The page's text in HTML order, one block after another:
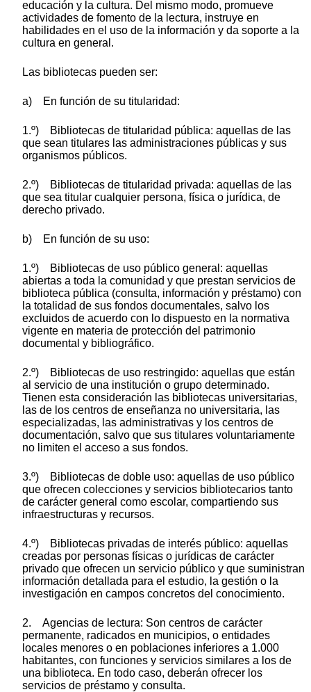
educación y la cultura. Del mismo modo, promueve
actividades de fomento de la lectura, instruye en
habilidades en el uso de la información y da soporte a la
cultura en general.
Las bibliotecas pueden ser:
a) En función de su titularidad:
1.º) Bibliotecas de titularidad pública: aquellas de las
que sean titulares las administraciones públicas y sus
organismos públicos.
2.º) Bibliotecas de titularidad privada: aquellas de las
que sea titular cualquier persona, física o jurídica, de
derecho privado.
b) En función de su uso:
1.º) Bibliotecas de uso público general: aquellas
abiertas a toda la comunidad y que prestan servicios de
biblioteca pública (consulta, información y préstamo) con
la totalidad de sus fondos documentales, salvo los
excluidos de acuerdo con lo dispuesto en la normativa
vigente en materia de protección del patrimonio
documental y bibliográfico.
2.º) Bibliotecas de uso restringido: aquellas que están
al servicio de una institución o grupo determinado.
Tienen esta consideración las bibliotecas universitarias,
las de los centros de enseñanza no universitaria, las
especializadas, las administrativas y los centros de
documentación, salvo que sus titulares voluntariamente
no limiten el acceso a sus fondos.
3.º) Bibliotecas de doble uso: aquellas de uso público
que ofrecen colecciones y servicios bibliotecarios tanto
de carácter general como escolar, compartiendo sus
infraestructuras y recursos.
4.º) Bibliotecas privadas de interés público: aquellas
creadas por personas físicas o jurídicas de carácter
privado que ofrecen un servicio público y que suministran
información detallada para el estudio, la gestión o la
investigación en campos concretos del conocimiento.
2. Agencias de lectura: Son centros de carácter
permanente, radicados en municipios, o entidades
locales menores o en poblaciones inferiores a 1.000
habitantes, con funciones y servicios similares a los de
una biblioteca. En todo caso, deberán ofrecer los
servicios de préstamo y consulta.